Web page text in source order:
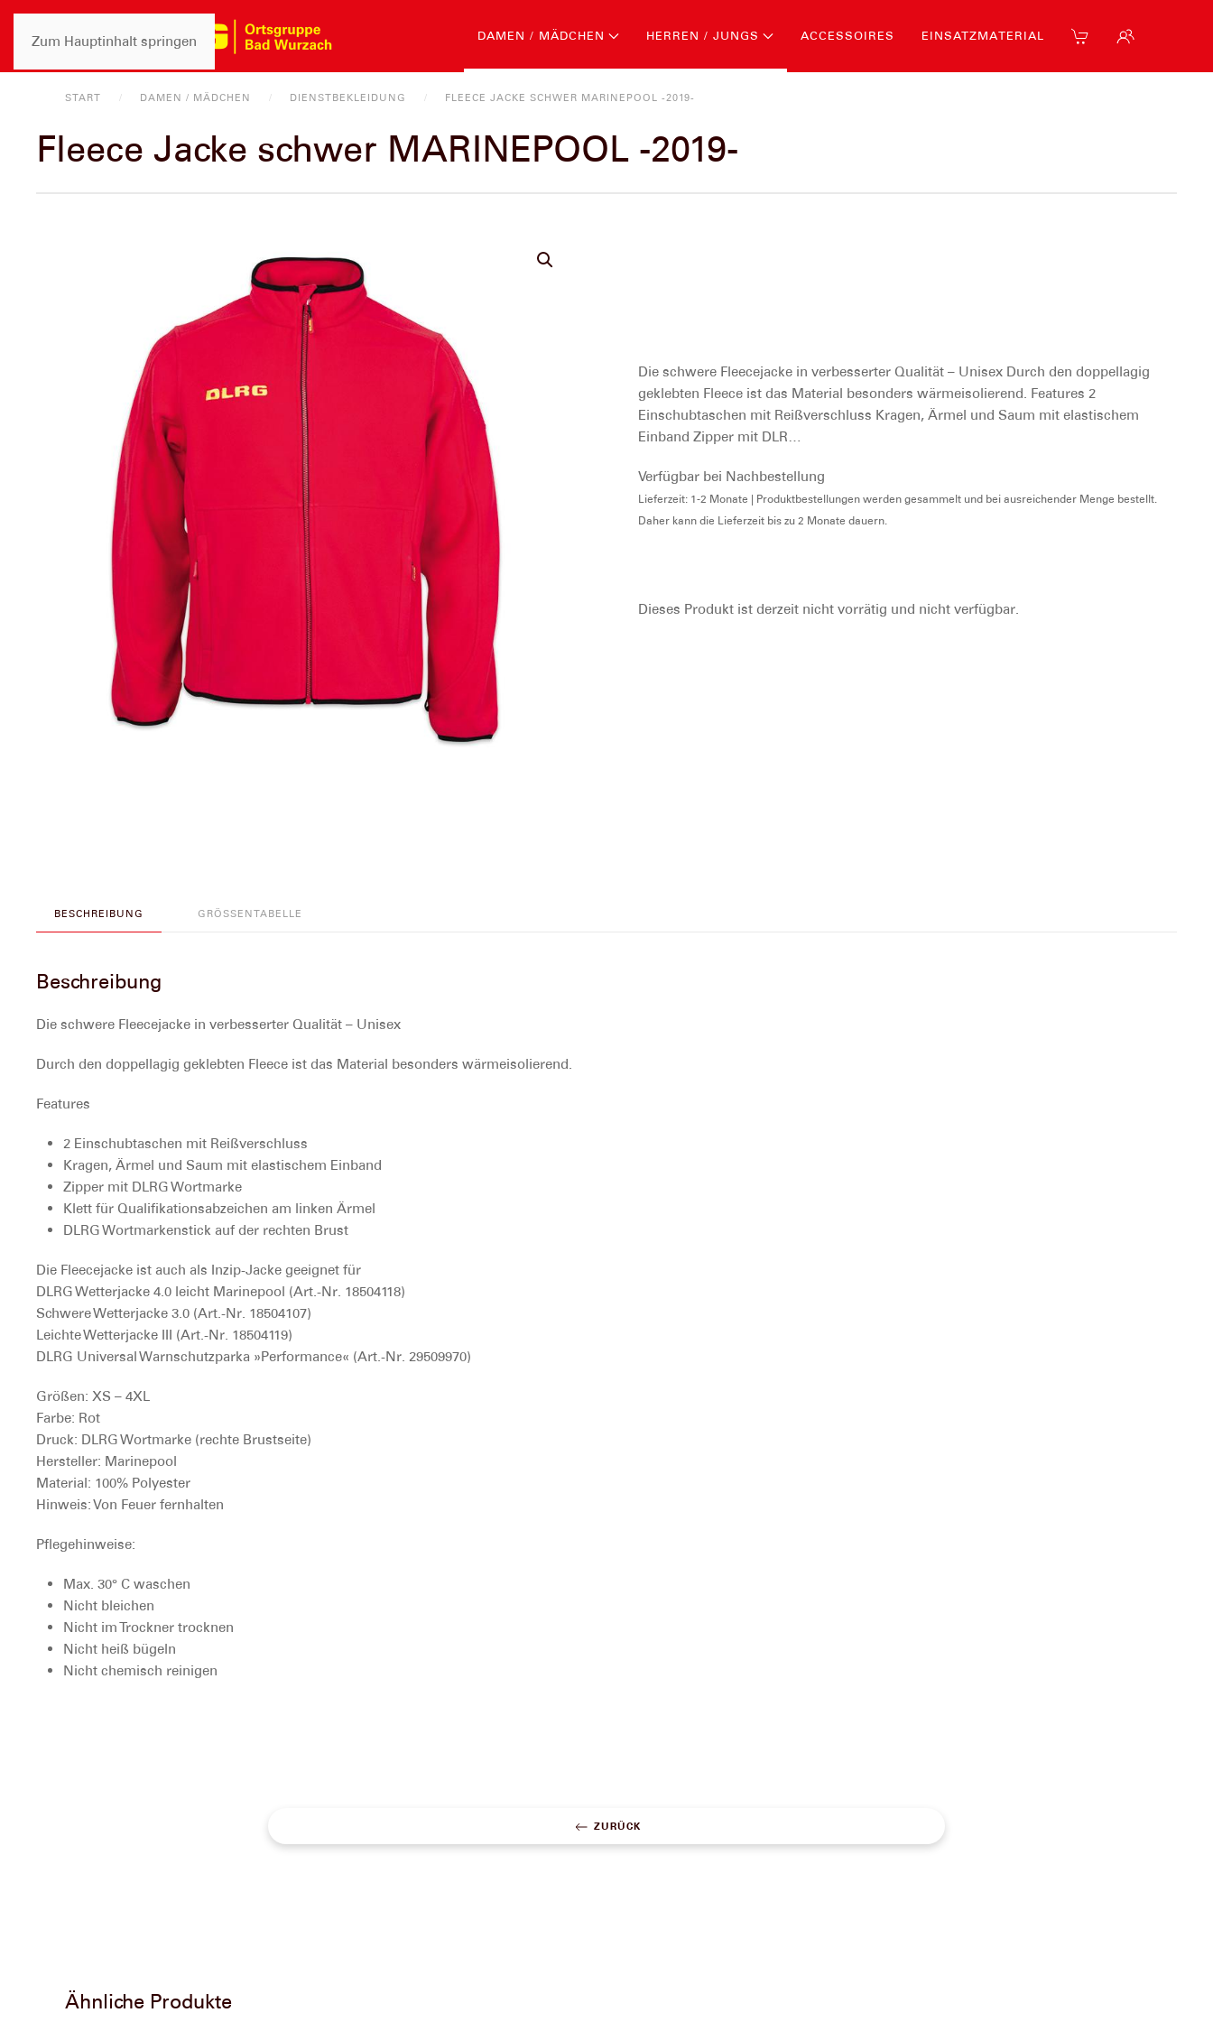
Zum Hauptinhalt springen DAMEN / MÄDCHEN HERREN / JUNGS ACCESSOIRES EINSATZMATERIAL
START DAMEN / MÄDCHEN DIENSTBEKLEIDUNG FLEECE JACKE SCHWER MARINEPOOL -2019-
Fleece Jacke schwer MARINEPOOL -2019-
Die schwere Fleecejacke in verbesserter Qualität – Unisex Durch den doppellagig
geklebten Fleece ist das Material besonders wärmeisolierend. Features 2
Einschubtaschen mit Reißverschluss Kragen, Ärmel und Saum mit elastischem
Einband Zipper mit DLR…
Verfügbar bei Nachbestellung
Lieferzeit: 1-2 Monate | Produktbestellungen werden gesammelt und bei ausreichender Menge bestellt.
Daher kann die Lieferzeit bis zu 2 Monate dauern.
Dieses Produkt ist derzeit nicht vorrätig und nicht verfügbar.
BESCHREIBUNG GRÖSSENTABELLE
Beschreibung
Die schwere Fleecejacke in verbesserter Qualität – Unisex
Durch den doppellagig geklebten Fleece ist das Material besonders wärmeisolierend.
Features
2 Einschubtaschen mit Reißverschluss
Kragen, Ärmel und Saum mit elastischem Einband
Zipper mit DLRG Wortmarke
Klett für Qualifikationsabzeichen am linken Ärmel
DLRG Wortmarkenstick auf der rechten Brust
Die Fleecejacke ist auch als Inzip-Jacke geeignet für
DLRG Wetterjacke 4.0 leicht Marinepool (Art.-Nr. 18504118)
Schwere Wetterjacke 3.0 (Art.-Nr. 18504107)
Leichte Wetterjacke III (Art.-Nr. 18504119)
DLRG Universal Warnschutzparka »Performance« (Art.-Nr. 29509970)
Größen: XS – 4XL
Farbe: Rot
Druck: DLRG Wortmarke (rechte Brustseite)
Hersteller: Marinepool
Material: 100% Polyester
Hinweis:Von Feuer fernhalten
Pflegehinweise:
Max. 30° C waschen
Nicht bleichen
Nicht im Trockner trocknen
Nicht heiß bügeln
Nicht chemisch reinigen
ZURÜCK
Ähnliche Produkte